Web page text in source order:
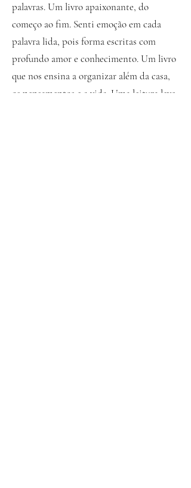
palavras. Um livro apaixonante, do
começo ao fim. Senti emoção em cada
palavra lida, pois forma escritas com
profundo amor e conhecimento. Um livro
que nos ensina a organizar além da casa,
os pensamentos e a vida. Uma leitura leve,